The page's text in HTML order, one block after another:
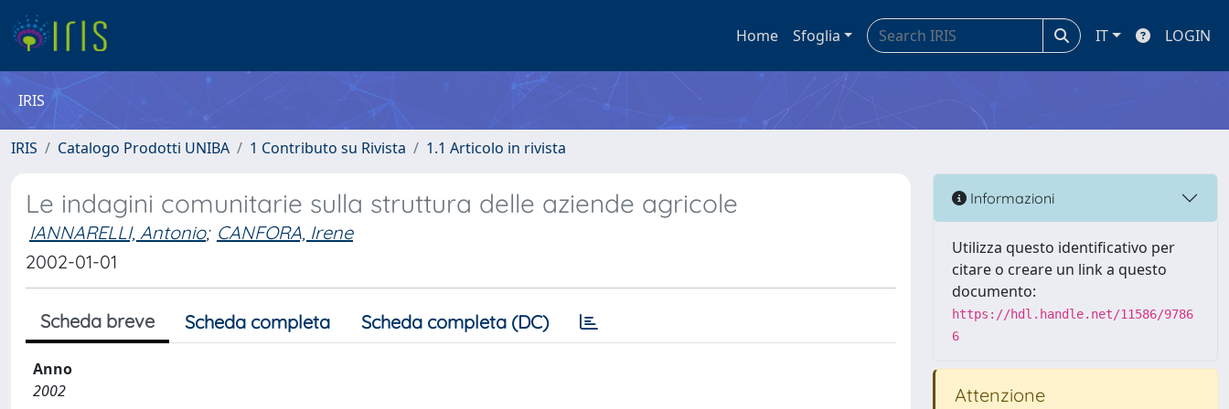
Home Sfoglia IT LOGIN
IRIS
IRIS Catalogo Prodotti UNIBA 1 Contributo su Rivista 1.1 Articolo in rivista
Le indagini comunitarie sulla struttura delle aziende agricole
IANNARELLI, Antonio; CANFORA, Irene
2002-01-01
Scheda breve Scheda completa Scheda completa (DC)
Anno
2002
Informazioni
Utilizza questo identificativo per
citare o creare un link a questo
documento:
https://hdl.handle.net/11586/9786
6
Attenzione